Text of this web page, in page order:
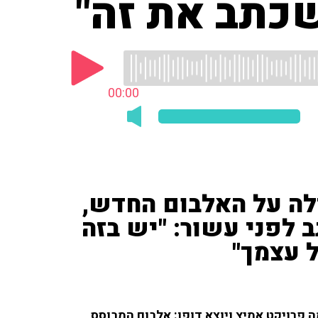
את זה"
00:00
על האלבום החדש,
לפני עשור: "יש בזה
עצמך"